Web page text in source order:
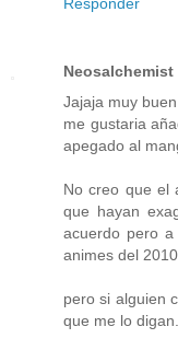
Neosalchemist
Jajaja muy
me gustaria
apegado al
No creo que el
que hayan
acuerdo pero
animes del
pero si alguien
que me lo